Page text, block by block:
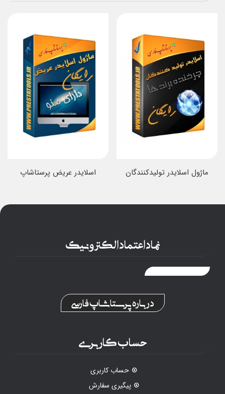
اسلایدر عریض پرستاشاپ ماژول اسلایدر تولیدکنندگان
نماد اعتماد الکترونیک
درباره پرستاشاپ فارسی
حساب کاربری
حساب کاربری
پیگیری سفارش